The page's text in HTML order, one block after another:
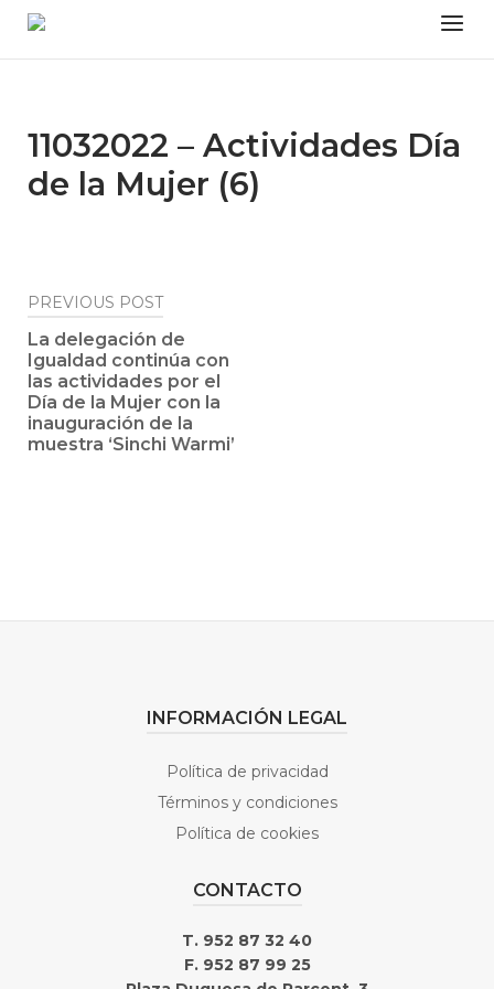
Skip
Menu
11032022 – Actividades Día
de la Mujer (6)
Post
navigation
PREVIOUS POST
La delegación de
Igualdad continúa con
las actividades por el
Día de la Mujer con la
inauguración de la
muestra ‘Sinchi Warmi’
INFORMACIÓN LEGAL
Política de privacidad
Términos y condiciones
Política de cookies
CONTACTO
T. 952 87 32 40
F. 952 87 99 25